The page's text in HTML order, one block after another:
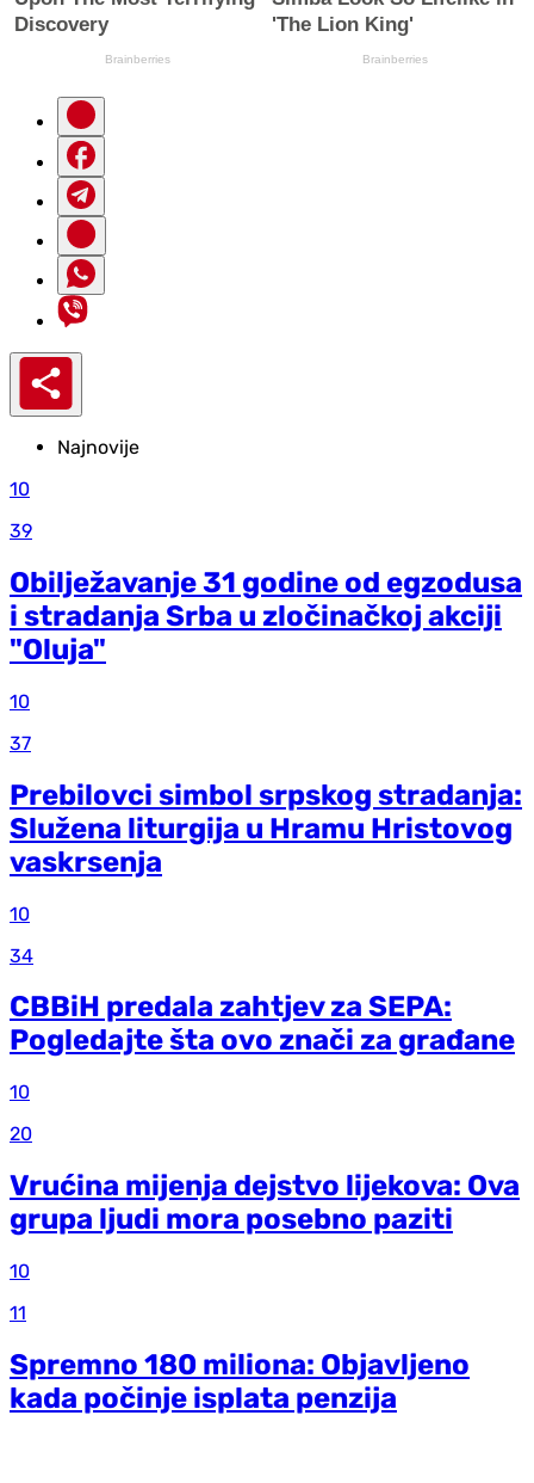
Najnovije
10
39
Obilježavanje 31 godine od egzodusa
i stradanja Srba u zločinačkoj akciji
"Oluja"
10
37
Prebilovci simbol srpskog stradanja:
Služena liturgija u Hramu Hristovog
vaskrsenja
10
34
CBBiH predala zahtjev za SEPA:
Pogledajte šta ovo znači za građane
10
20
Vrućina mijenja dejstvo lijekova: Ova
grupa ljudi mora posebno paziti
10
11
Spremno 180 miliona: Objavljeno
kada počinje isplata penzija